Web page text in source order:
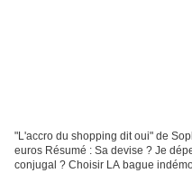
"L'accro du shopping dit oui" de
euros Résumé : Sa devise ? Je
conjugal ? Choisir LA bague